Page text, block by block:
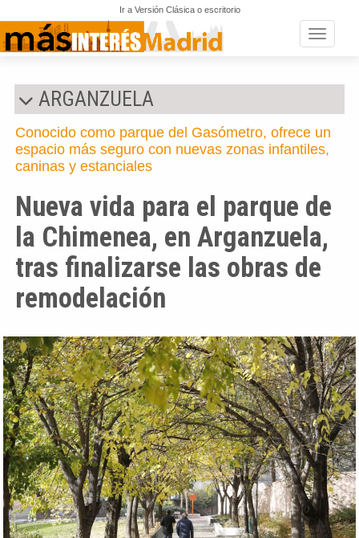
Ir a Versión Clásica o escritorio
Toggle
ARGANZUELA
Conocido como parque del Gasómetro, ofrece un
espacio más seguro con nuevas zonas infantiles,
caninas y estanciales
Nueva vida para el parque de
la Chimenea, en Arganzuela,
tras finalizarse las obras de
remodelación
Anterior